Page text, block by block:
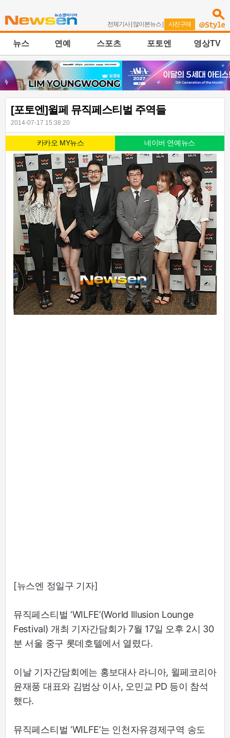
전체기사| 많이본뉴스 | 사진구매
뉴스 연예 스포츠 포토엔 영상TV
[포토엔]윌페 뮤직페스티벌 주역들
2014-07-17 15:38:20
카카오 MY뉴스 네이버 연예뉴스
[뉴스엔 정일구 기자]
뮤직페스티벌 ‘WILFE’(World Illusion Lounge
Festival) 개최 기자간담회가 7월 17일 오후 2시 30
분 서울 중구 롯데호텔에서 열렸다.
이날 기자간담회에는 홍보대사 라니아, 윌페코리아
윤재풍 대표와 김범상 이사, 오민교 PD 등이 참석
했다.
뮤직페스티벌 ‘WILFE’는 인천자유경제구역 송도